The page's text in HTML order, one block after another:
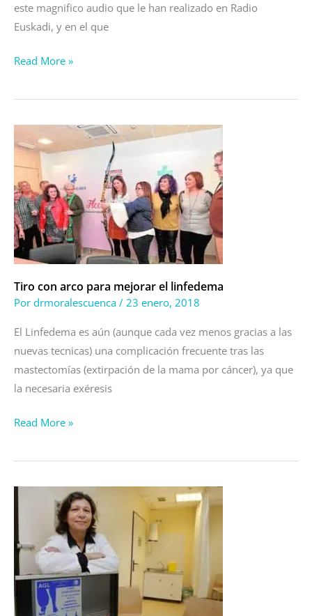
este magnifico audio que le han realizado en Radio
Euskadi, y en el que
Read More »
Tiro con arco para mejorar el linfedema
Por drmoralescuenca / 23 enero, 2018
El Linfedema es aún (aunque cada vez menos gracias a las
nuevas tecnicas) una complicación frecuente tras las
mastectomías (extirpación de la mama por cáncer), ya que
la necesaria exéresis
con
arco
para
mejorar
el
linfedema
Read More »
tratamiento
linfedema
va
más
allá